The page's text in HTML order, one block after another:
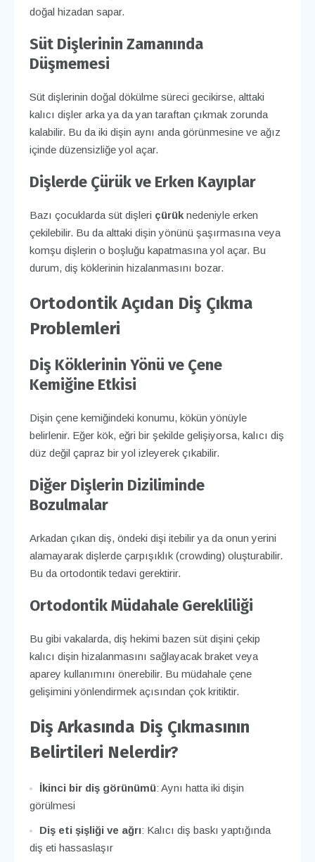
doğal hizadan sapar.
Süt Dişlerinin Zamanında
Düşmemesi
Süt dişlerinin doğal dökülme süreci gecikirse, alttaki
kalıcı dişler arka ya da yan taraftan çıkmak zorunda
kalabilir. Bu da iki dişin aynı anda görünmesine ve ağız
içinde düzensizliğe yol açar.
Dişlerde Çürük ve Erken Kayıplar
Bazı çocuklarda süt dişleri çürüknedeniyle erken
çekilebilir. Bu da alttaki dişin yönünü şaşırmasına veya
komşu dişlerin o boşluğu kapatmasına yol açar. Bu
durum, diş köklerinin hizalanmasını bozar.
Ortodontik Açıdan Diş Çıkma
Problemleri
Diş Köklerinin Yönü ve Çene
Kemiğine Etkisi
Dişin çene kemiğindeki konumu, kökün yönüyle
belirlenir. Eğer kök, eğri bir şekilde gelişiyorsa, kalıcı diş
düz değil çapraz bir yol izleyerek çıkabilir.
Diğer Dişlerin Diziliminde
Bozulmalar
Arkadan çıkan diş, öndeki dişi itebilir ya da onun yerini
alamayarak dişlerde çarpışıklık (crowding) oluşturabilir.
Bu da ortodontik tedavi gerektirir.
Ortodontik Müdahale Gerekliliği
Bu gibi vakalarda, diş hekimi bazen süt dişini çekip
kalıcı dişin hizalanmasını sağlayacak braket veya
aparey kullanımını önerebilir. Bu müdahale çene
gelişimini yönlendirmek açısından çok kritiktir.
Diş Arkasında Diş Çıkmasının
Belirtileri Nelerdir?
İkinci bir diş görünümü: Aynı hatta iki dişin
görülmesi
Diş eti şişliği ve ağrı: Kalıcı diş baskı yaptığında
diş eti hassaslaşır